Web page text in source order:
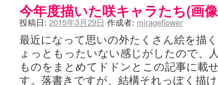
音を奏でて花が咲く - 咲-Saki- / 浩子「…あっ分かった 恐らくそうい
一萬人の麓路() - 咲-Saki- / 咲-Saki- 第193局[竜王] ドラゴンの王とパク
from A to K / [咲-saki-][麻雀ゲーム]【ゲーム】セガのMJシリーズで2年
紺フェス - 咲-Saki- / 【越谷SS】とろけそうな日 (15:31)
ユズポニッキ - 咲-Saki- / ☆ #咲実写 ☆告知☆オンライン上映会☆ 阿
ああ、あの牌？ - 咲-Saki- / シノハユ菰沢中関連(江津・大田)の登場舞
宮守大好き帳 / 告知
(13:04)
麻雀アニメ＆麻雀ゲームあれこれ / 厄介な相手だよ！ あんたは
ばるのまーじゃん日和 - 咲-saki- / クリスマス！！そして…
(10:28)
今年度描いた咲キャラたち(画
投稿日: 2015年3月29日 作成者: mirageflower
最近になって思いの外たくさん絵を描
ょっともったいない感じがしたので、
ものをまとめてドドンとこの記事に載
す。落書きですが、結構それっぽく描